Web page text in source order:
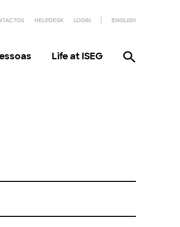
HELPDESK LOGIN ENGLISH
Life at ISEG